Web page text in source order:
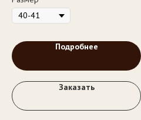
подошва — ЭВА вырубная
Подробнее
Заказать